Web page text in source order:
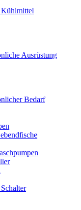
Kühlmittel
Ausrüstung
Bedarf